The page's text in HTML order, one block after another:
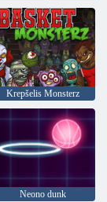
Krepšelis Monsterz
Neono dunk